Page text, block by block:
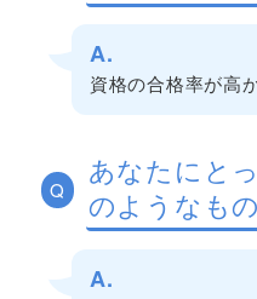
A.
資格の合格率が高
Q
あなたにと
のようなも
A.